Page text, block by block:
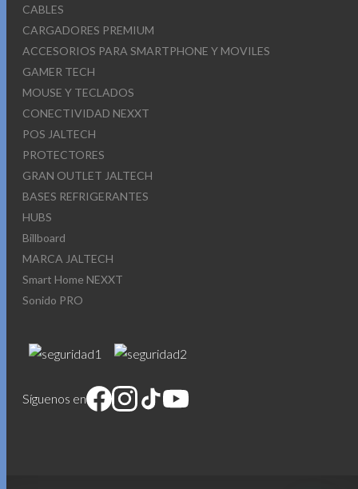
CABLES
CARGADORES PREMIUM
ACCESORIOS PARA SMARTPHONE Y MOVILES
GAMER TECH
MOUSE Y TECLADOS
CONECTIVIDAD NEXXT
POS JALTECH
PROTECTORES
GRAN OUTLET JALTECH
BASES REFRIGERANTES
HUBS
Billboard
MARCA JALTECH
Smart Home NEXXT
Sonido PRO
Síguenos en